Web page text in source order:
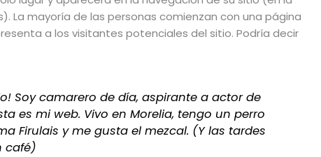
La mayoría de las personas comienzan con una página
a los visitantes potenciales del sitio. Podría decir
Soy camarero de día, aspirante a actor de
es mi web. Vivo en Morelia, tengo un perro
Firulais y me gusta el mezcal. (Y las tardes
café)